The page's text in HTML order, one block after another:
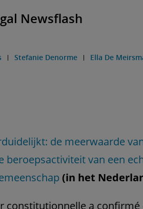
Newsflash
Stefanie Denorme Ella De
de meerwaarde
beroepsactiviteit van een
(in het
constitutionnelle a confirmé